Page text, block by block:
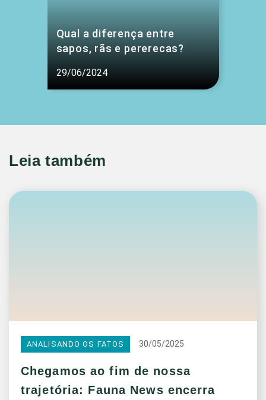
Qual a diferença entre
sapos, rãs e pererecas?
29/06/2024
Leia também
ANALISANDO OS FATOS 30/05/2025
Chegamos ao fim de nossa
trajetória: Fauna News encerra